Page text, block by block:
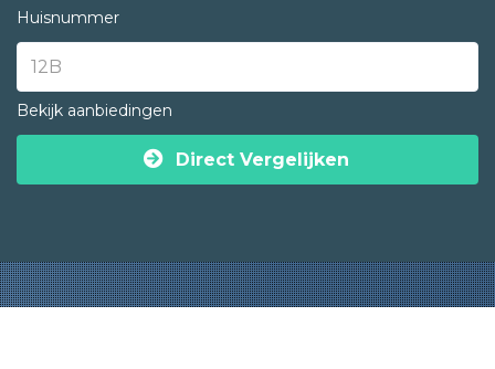
Huisnummer
Bekijk aanbiedingen
Direct Vergelijken